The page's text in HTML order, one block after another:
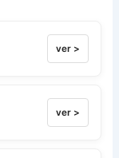
ver >
ver >